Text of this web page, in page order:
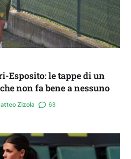
Esposito: le tappe di un
non fa bene a nessuno
Zizola 63